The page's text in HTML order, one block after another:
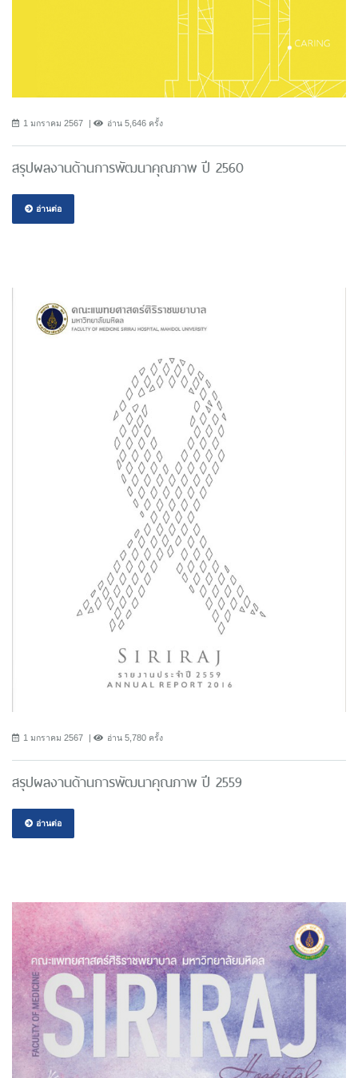
1 มกราคม 2567 อ่าน 5,646 ครั้ง
สรุปผลงานด้านการพัฒนาคุณภาพ ปี 2560
อ่านต่อ
1 มกราคม 2567 อ่าน 5,780 ครั้ง
สรุปผลงานด้านการพัฒนาคุณภาพ ปี 2559
อ่านต่อ